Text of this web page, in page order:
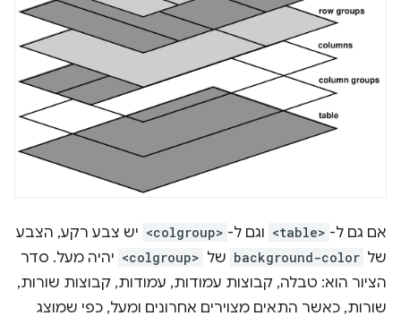
אם גם ל- <table> וגם ל- <colgroup> יש צבע רקע, הצבע
של background-color של <colgroup> יהיה מעל. סדר
הציור הוא: טבלה, קבוצות עמודות, עמודות, קבוצות שורות,
שורות, כאשר התאים מצוירים אחרונים ומעל, כפי שמוצג